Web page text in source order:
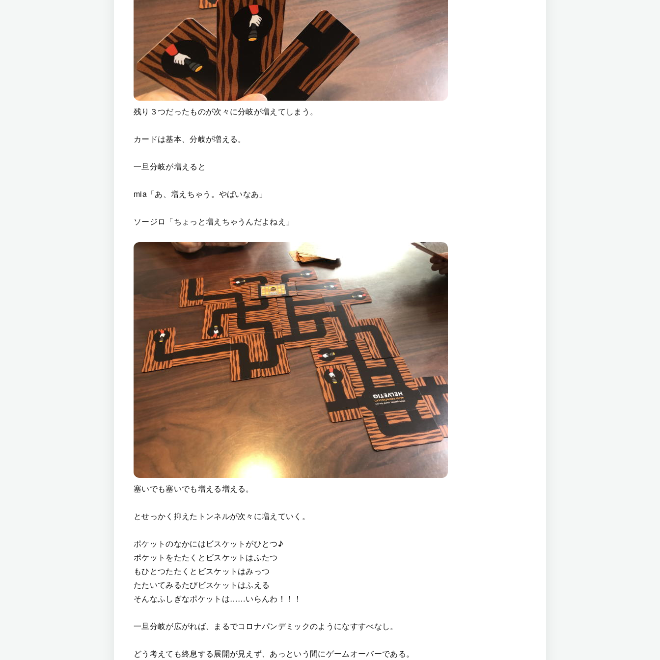
残り３つだったものが次々に分岐が増えてしまう。
カードは基本、分岐が増える。
一旦分岐が増えると
mia「あ、増えちゃう。やばいなあ」
ソージロ「ちょっと増えちゃうんだよねえ」
塞いでも塞いでも増える増える。
とせっかく抑えたトンネルが次々に増えていく。
ポケットのなかにはビスケットがひとつ♪
ポケットをたたくとビスケットはふたつ
もひとつたたくとビスケットはみっつ
たたいてみるたびビスケットはふえる
そんなふしぎなポケットは……いらんわ！！！
一旦分岐が広がれば、まるでコロナパンデミックのようになすすべなし。
どう考えても終息する展開が見えず、あっという間にゲームオーバーである。